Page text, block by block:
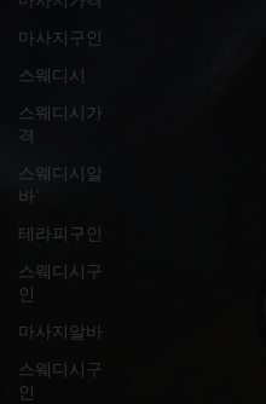
마사지구인
스웨디시
스웨디시가
격
스웨디시알
바'
테라피구인
스웨디시구
인
마사지알바
스웨디시구
인